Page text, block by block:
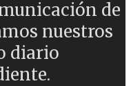
de
nuestros
diario